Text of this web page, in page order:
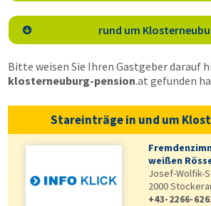
 rund um
Bitte weisen Sie Ihren Gastgeber darauf
klosterneuburg-pension.at gefunden
Stareinträge in und um
weißen
Josef-Wolfik-
2000
+43-2266-